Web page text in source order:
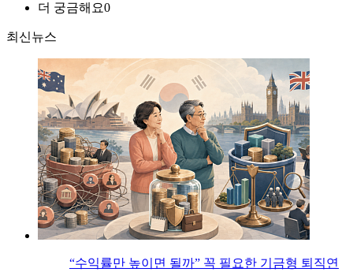
더 궁금해요0
최신뉴스
“수익률만 높이면 될까” 꼭 필요한 기금형 퇴직연